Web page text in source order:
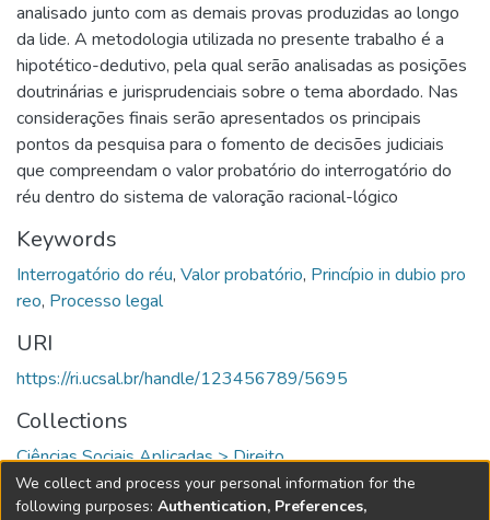
analisado junto com as demais provas produzidas ao longo
da lide. A metodologia utilizada no presente trabalho é a
hipotético-dedutivo, pela qual serão analisadas as posições
doutrinárias e jurisprudenciais sobre o tema abordado. Nas
considerações finais serão apresentados os principais
pontos da pesquisa para o fomento de decisões judiciais
que compreendam o valor probatório do interrogatório do
réu dentro do sistema de valoração racional-lógico
Keywords
Interrogatório do réu, Valor probatório, Princípio in dubio pro
reo, Processo legal
URI
https://ri.ucsal.br/handle/123456789/5695
Collections
Ciências Sociais Aplicadas > Direito
Full item page
We collect and process your personal information for the
following purposes: Authentication, Preferences,